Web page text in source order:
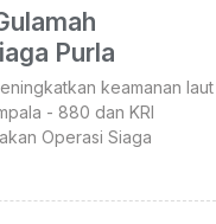
Purla
keamanan laut
- 880 dan KRI
Operasi Siaga